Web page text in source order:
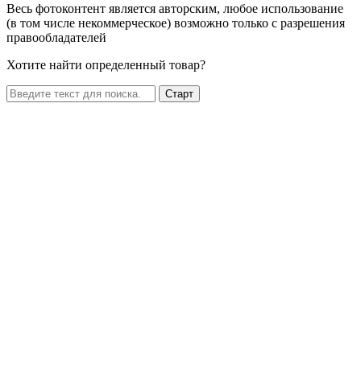
Весь фотоконтент является авторским, любое использование
(в том числе некоммерческое) возможно только с разрешения
правообладателей
Хотите найти определенный товар?
Старт